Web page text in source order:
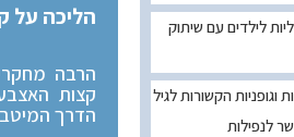
הליכה על
הרבה
קצות
הדרך
לילדים עם שיתוק
וגופניות הקשורות לגיל
לנפילות